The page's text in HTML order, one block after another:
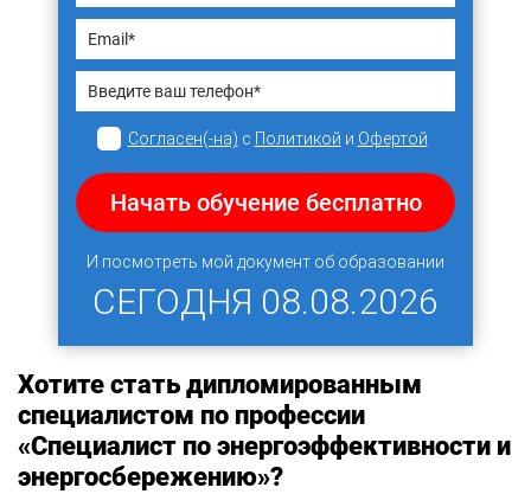
Согласен(-на) с Политикой и Офертой
Начать обучение бесплатно
И посмотреть мой документ об образовании
СЕГОДНЯ 08.08.2026
Хотите стать дипломированным
специалистом по профессии
«Специалист по энергоэффективности и
энергосбережению»?